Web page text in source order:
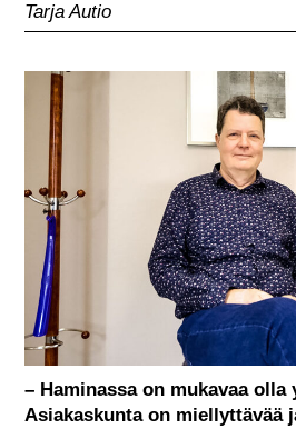
Tarja Autio
– Haminassa on mukavaa olla
Asiakaskunta on miellyttävää